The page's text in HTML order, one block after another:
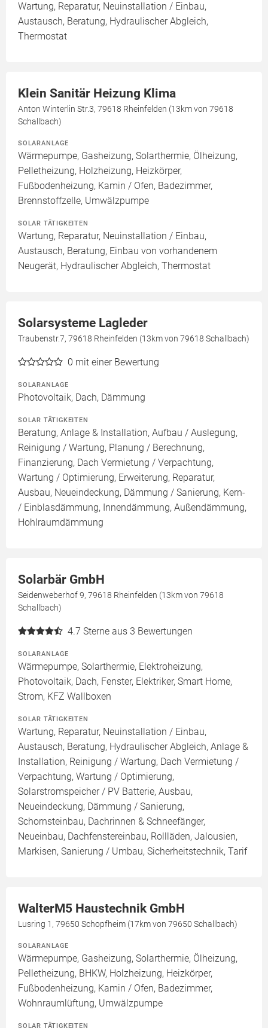
Wartung, Reparatur, Neuinstallation / Einbau,
Austausch, Beratung, Hydraulischer Abgleich,
Thermostat
Klein Sanitär Heizung Klima
Anton Winterlin Str.3, 79618 Rheinfelden (13km von 79618
Schallbach)
SOLARANLAGE
Wärmepumpe, Gasheizung, Solarthermie, Ölheizung,
Pelletheizung, Holzheizung, Heizkörper,
Fußbodenheizung, Kamin / Ofen, Badezimmer,
Brennstoffzelle, Umwälzpumpe
SOLAR TÄTIGKEITEN
Wartung, Reparatur, Neuinstallation / Einbau,
Austausch, Beratung, Einbau von vorhandenem
Neugerät, Hydraulischer Abgleich, Thermostat
Solarsysteme Lagleder
Traubenstr.7, 79618 Rheinfelden (13km von 79618 Schallbach)
0 mit einer Bewertung
SOLARANLAGE
Photovoltaik, Dach, Dämmung
SOLAR TÄTIGKEITEN
Beratung, Anlage & Installation, Aufbau / Auslegung,
Reinigung / Wartung, Planung / Berechnung,
Finanzierung, Dach Vermietung / Verpachtung,
Wartung / Optimierung, Erweiterung, Reparatur,
Ausbau, Neueindeckung, Dämmung / Sanierung, Kern-
/ Einblasdämmung, Innendämmung, Außendämmung,
Hohlraumdämmung
Solarbär GmbH
Seidenweberhof 9, 79618 Rheinfelden (13km von 79618
Schallbach)
4.7 Sterne aus 3 Bewertungen
SOLARANLAGE
Wärmepumpe, Solarthermie, Elektroheizung,
Photovoltaik, Dach, Fenster, Elektriker, Smart Home,
Strom, KFZ Wallboxen
SOLAR TÄTIGKEITEN
Wartung, Reparatur, Neuinstallation / Einbau,
Austausch, Beratung, Hydraulischer Abgleich, Anlage &
Installation, Reinigung / Wartung, Dach Vermietung /
Verpachtung, Wartung / Optimierung,
Solarstromspeicher / PV Batterie, Ausbau,
Neueindeckung, Dämmung / Sanierung,
Schornsteinbau, Dachrinnen & Schneefänger,
Neueinbau, Dachfenstereinbau, Rollläden, Jalousien,
Markisen, Sanierung / Umbau, Sicherheitstechnik, Tarif
WalterM5 Haustechnik GmbH
Lusring 1, 79650 Schopfheim (17km von 79650 Schallbach)
SOLARANLAGE
Wärmepumpe, Gasheizung, Solarthermie, Ölheizung,
Pelletheizung, BHKW, Holzheizung, Heizkörper,
Fußbodenheizung, Kamin / Ofen, Badezimmer,
Wohnraumlüftung, Umwälzpumpe
SOLAR TÄTIGKEITEN